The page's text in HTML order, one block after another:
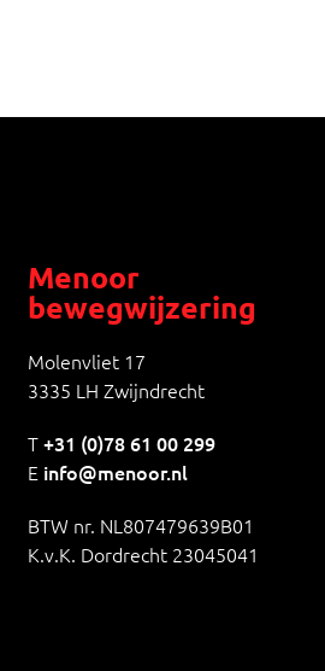
Menoor
bewegwijzering
Molenvliet 17
3335 LH Zwijndrecht
T+31 (0)78 61 00 299
E info@menoor.nl
BTW nr. NL807479639B01
K.v.K. Dordrecht 23045041